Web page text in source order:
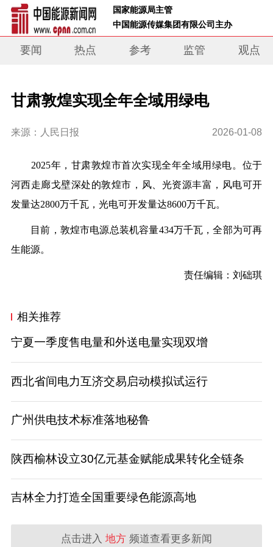
国家能源局主管
中国能源传媒集团有限公司主办
要闻 热点 参考 监管 观点
甘肃敦煌实现全年全域用绿电
来源：人民日报 2026-01-08
2025年，甘肃敦煌市首次实现全年全域用绿电。位于
河西走廊戈壁深处的敦煌市，风、光资源丰富，风电可开
发量达2800万千瓦，光电可开发量达8600万千瓦。
目前，敦煌市电源总装机容量434万千瓦，全部为可再
生能源。
责任编辑：刘础琪
相关推荐
宁夏一季度售电量和外送电量实现双增
西北省间电力互济交易启动模拟试运行
广州供电技术标准落地秘鲁
陕西榆林设立30亿元基金赋能成果转化全链条
吉林全力打造全国重要绿色能源高地
点击进入 地方 频道查看更多新闻